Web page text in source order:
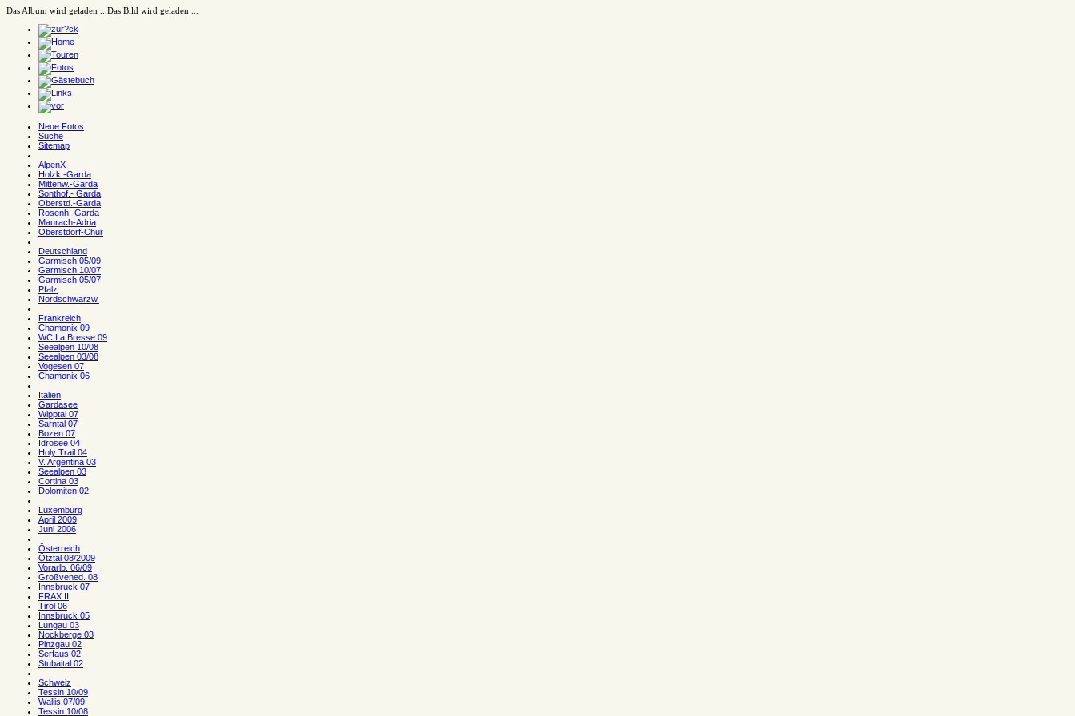
Das Album wird geladen ... Das Bild wird geladen ...
Neue Fotos
Suche
Sitemap
AlpenX
Holzk.-Garda
Mittenw.-Garda
Sonthof.- Garda
Oberstd.-Garda
Rosenh.-Garda
Maurach-Adria
Oberstdorf-Chur
Deutschland
Garmisch 05/09
Garmisch 10/07
Garmisch 05/07
Pfalz
Nordschwarzw.
Frankreich
Chamonix 09
WC La Bresse 09
Seealpen 10/08
Seealpen 03/08
Vogesen 07
Chamonix 06
Italien
Gardasee
Wipptal 07
Sarntal 07
Bozen 07
Idrosee 04
Holy Trail 04
V. Argentina 03
Seealpen 03
Cortina 03
Dolomiten 02
Luxemburg
April 2009
Juni 2006
Österreich
Ötztal 08/2009
Vorarlb. 06/09
Großvened. 08
Innsbruck 07
FRAX II
Tirol 06
Innsbruck 05
Lungau 03
Nockberge 03
Pinzgau 02
Serfaus 02
Stubaital 02
Schweiz
Tessin 10/09
Wallis 07/09
Tessin 10/08